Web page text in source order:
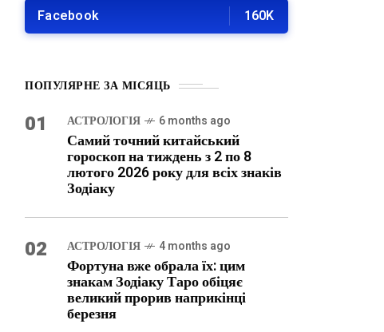
Facebook 160K
ПОПУЛЯРНЕ ЗА МІСЯЦЬ
01 АСТРОЛОГІЯ 6 months ago
Самий точний китайський
гороскоп на тиждень з 2 по 8
лютого 2026 року для всіх знаків
Зодіаку
02 АСТРОЛОГІЯ 4 months ago
Фортуна вже обрала їх: цим
знакам Зодіаку Таро обіцяє
великий прорив наприкінці
березня